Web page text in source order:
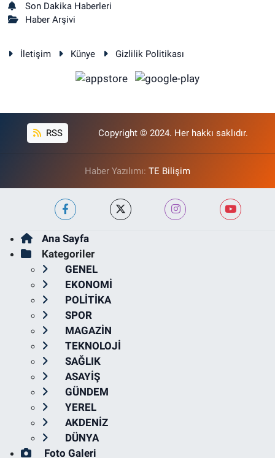
Son Dakika Haberleri
Haber Arşivi
İletişim Künye Gizlilik Politikası
RSS Copyright © 2024. Her hakkı saklıdır.
Haber Yazılımı: TE Bilişim
Ana Sayfa
Kategoriler
GENEL
EKONOMİ
POLİTİKA
SPOR
MAGAZİN
TEKNOLOJİ
SAĞLIK
ASAYİŞ
GÜNDEM
YEREL
AKDENİZ
DÜNYA
Foto Galeri